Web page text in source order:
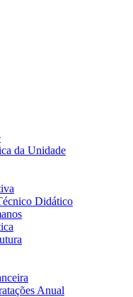
da Unidade
Didático
Anual